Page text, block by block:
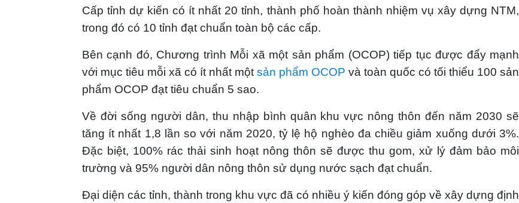
Cấp tỉnh dự kiến có ít nhất 20 tỉnh, thành phố hoàn thành nhiệm vụ xây dựng NTM,
trong đó có 10 tỉnh đạt chuẩn toàn bộ các cấp.
Bên cạnh đó, Chương trình Mỗi xã một sản phẩm (OCOP) tiếp tục được đẩy mạnh
với mục tiêu mỗi xã có ít nhất một sản phẩm OCOP và toàn quốc có tối thiểu 100 sản
phẩm OCOP đạt tiêu chuẩn 5 sao.
Về đời sống người dân, thu nhập bình quân khu vực nông thôn đến năm 2030 sẽ
tăng ít nhất 1,8 lần so với năm 2020, tỷ lệ hộ nghèo đa chiều giảm xuống dưới 3%.
Đặc biệt, 100% rác thải sinh hoạt nông thôn sẽ được thu gom, xử lý đảm bảo môi
trường và 95% người dân nông thôn sử dụng nước sạch đạt chuẩn.
Đại diện các tỉnh, thành trong khu vực đã có nhiều ý kiến đóng góp về xây dựng định